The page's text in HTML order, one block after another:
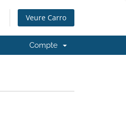
Veure Carro
Compte